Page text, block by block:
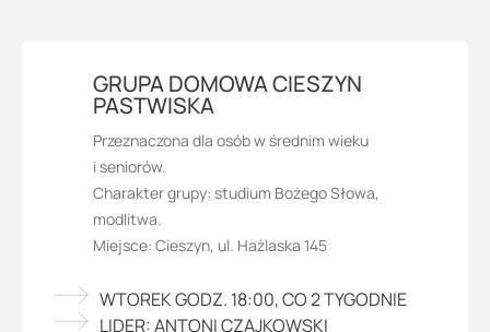
GRUPA DOMOWA CIESZYN
PASTWISKA
Przeznaczona dla osób w średnim wieku
i seniorów.
Charakter grupy: studium Bożego Słowa,
modlitwa.
Miejsce: Cieszyn, ul. Hażlaska 145
WTOREK GODZ. 18:00, CO 2 TYGODNIE
LIDER: ANTONI CZAJKOWSKI